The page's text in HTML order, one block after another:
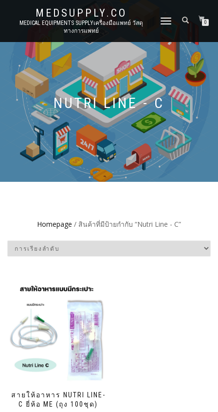
MEDSUPPLY.CO
MEDICAL EQUIPMENTS SUPPLYเครื่องมือแพทย์ วัสดุ
ทางการแพทย์
TOGGLE
0
NUTRI LINE - C
Homepage / สินค้าที่มีป้ายกำกับ “Nutri Line - C”
สายให้อาหาร NUTRI LINE-
C ยี่ห้อ ME (ถุง 100ชุด)